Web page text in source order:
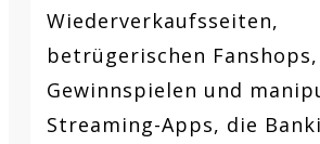
Wiederverkaufsseiten,
betrügerischen Fanshops,
Gewinnspielen und
Streaming-Apps, die